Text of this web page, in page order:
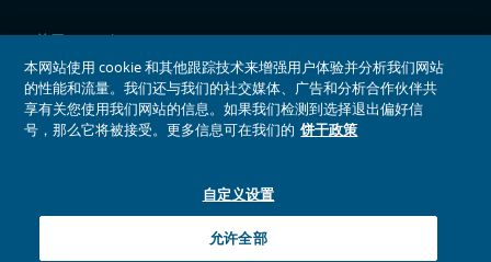
关于Amtrak
乘坐Amtrak列车旅行
网站工具
Amtrak的Facebook主页将在新窗口中打开
Amtrak的Twitter主页将在新窗口中打开
Amtrak的Instagram主页将在新窗口中打开
Amtrak的Linkedin主页将在新窗口中打开
Amtrak的YouTube主页将在新窗口中打开
Pinterest将在新窗口中打开
本网站使用 cookie 和其他跟踪技术来增强用户体验并分析我们网站
的性能和流量。我们还与我们的社交媒体、广告和分析合作伙伴共
享有关您使用我们网站的信息。如果我们检测到选择退出偏好信
号，那么它将被接受。更多信息可在我们的 饼干政策
自定义设置
允许全部